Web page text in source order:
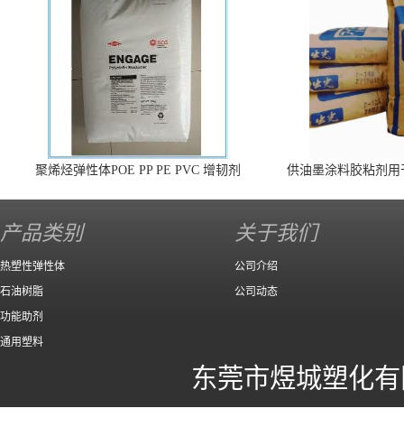
聚烯烃弹性体POE PP PE PVC 增韧剂
供油墨涂料胶粘剂
产品类别
热塑性弹性体
石油树脂
功能助剂
通用塑料
关于我们
公司介绍
公司动态
东莞市煜城塑化